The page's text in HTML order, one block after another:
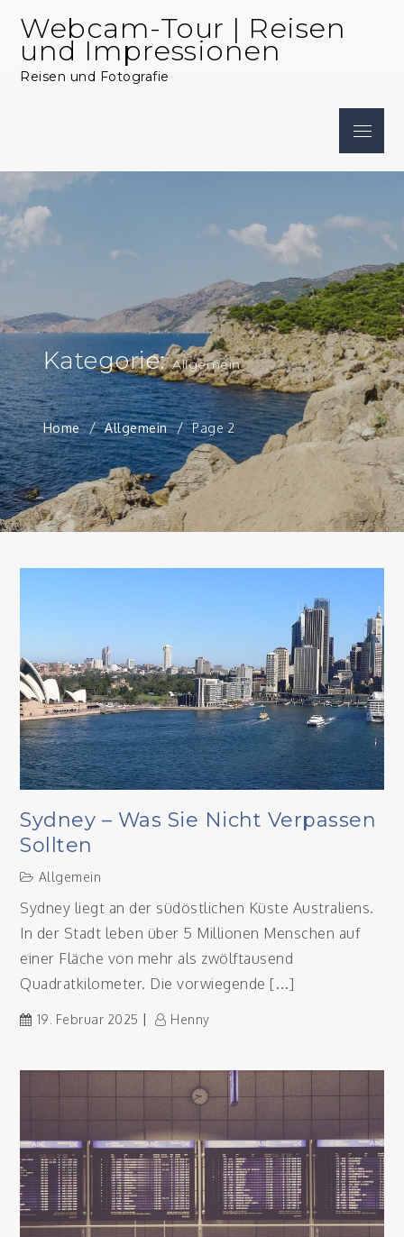
content
Webcam-Tour | Reisen
und Impressionen
Reisen und Fotografie
Menu
Kategorie:Allgemein
Home Allgemein Page 2
Sydney – Was Sie Nicht Verpassen
Sollten
Allgemein
Sydney liegt an der südöstlichen Küste Australiens.
In der Stadt leben über 5 Millionen Menschen auf
einer Fläche von mehr als zwölftausend
Quadratkilometer. Die vorwiegende […]
19. Februar 2025 Henny